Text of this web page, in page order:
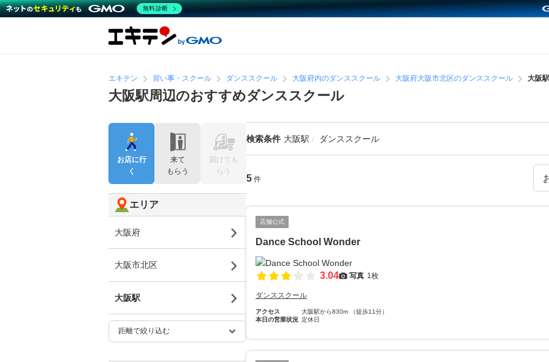
エキテン 習い事・スクール ダンススクール 大阪府内のダンススクール 大阪府大阪市北区のダンススクール 大阪
大阪駅周辺のおすすめダンススクール
検索条件 大阪駅 ダンススクール
5 件
店舗公式
Dance School Wonder
3.04 写真 1枚
ダンススクール
アクセス
大阪駅から830m （徒歩11分）
本日の営業状況 定休日
お店に行
く
来て
もらう
届けても
らう
エリア
大阪府
大阪市北区
大阪駅
無料診断